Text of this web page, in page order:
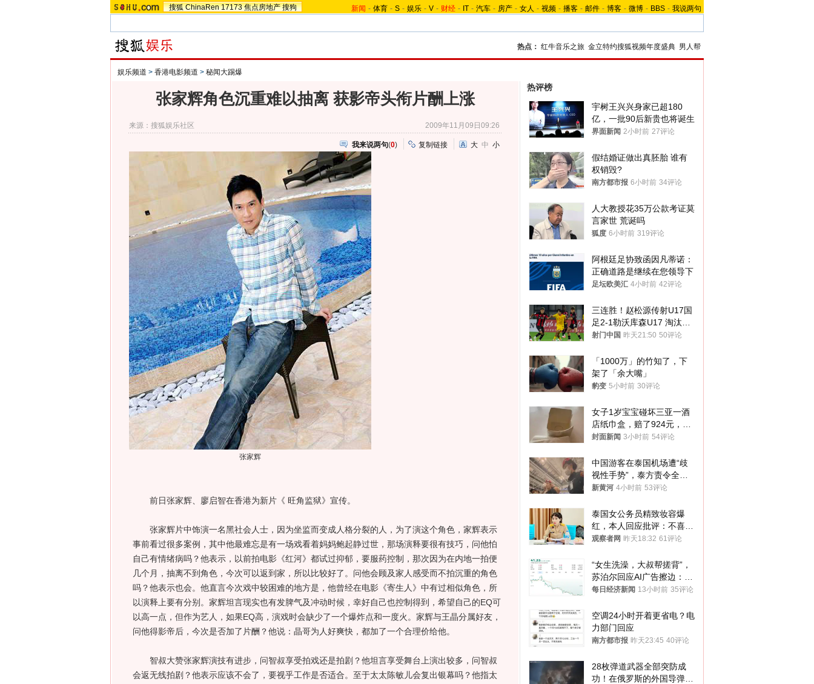
搜狐 ChinaRen 17173 焦点房地产 搜狗 新闻 - 体育 - S - 娱乐 - V - 财经 - IT - 汽车 - 房产 - 女人 - 视频 - 播客 - 邮件 - 博客 - 微博 - BBS - 我说两句
热点： 红牛音乐之旅 金立特约搜狐视频年度盛典 男人帮
娱乐频道 > 香港电影频道 > 秘闻大踢爆
张家辉角色沉重难以抽离 获影帝头衔片酬上涨
来源： 搜狐娱乐社区 2009年11月09日09:26
我来说两句(0) 复制链接 大 中 小
张家辉
前日张家辉、廖启智在香港为新片《 旺角监狱》宣传。
张家辉片中饰演一名黑社会人士，因为坐监而变成人格分裂的人，为了演这个角色，家辉表示
事前看过很多案例，其中他最难忘是有一场戏看着妈妈鲍起静过世，那场演释要很有技巧，问他怕
自己有情绪病吗？他表示，以前拍电影《红河》都试过抑郁，要服药控制，那次因为在内地一拍便
几个月，抽离不到角色，今次可以返到家，所以比较好了。问他会顾及家人感受而不拍沉重的角色
吗？他表示也会。他直言今次戏中较困难的地方是，他曾经在电影《寄生人》中有过相似角色，所
以演释上要有分别。家辉坦言现实也有发脾气及冲动时候，幸好自己也控制得到，希望自己的EQ可
以高一点，但作为艺人，如果EQ高，演戏时会缺少了一个爆炸点和一度火。家辉与王晶分属好友，
问他得影帝后，今次是否加了片酬？他说：晶哥为人好爽快，都加了一个合理价给他。
智叔大赞张家辉演技有进步，问智叔享受拍戏还是拍剧？他坦言享受舞台上演出较多，问智叔
会返无线拍剧？他表示应该不会了，要视乎工作是否适合。至于太太陈敏儿会复出银幕吗？他指太
热评榜
宇树王兴兴身家已超180
亿，一批90后新贵也将诞生
界面新闻 2小时前 27评论
假结婚证做出真胚胎 谁有
权销毁?
南方都市报 6小时前 34评论
人大教授花35万公款考证莫
言家世 荒诞吗
狐度 6小时前 319评论
阿根廷足协致函因凡蒂诺：
正确道路是继续在您领导下
足坛欧美汇 4小时前 42评论
三连胜！赵松源传射U17国
足2-1勒沃库森U17 淘汰赛
将战河床
射门中国 昨天21:50 50评论
「1000万」的竹知了，下
架了「余大嘴」
豹变 5小时前 30评论
女子1岁宝宝碰坏三亚一酒
店纸巾盒，赔了924元，发
帖吐槽后酒店退还一半的
封面新闻 3小时前 54评论
中国游客在泰国机场遭“歧
视性手势”，泰方责令全面
调查，对责任人采取最严厉
新黄河 4小时前 53评论
泰国女公务员精致妆容爆
红，本人回应批评：不喜欢
就别看
观察者网 昨天18:32 61评论
“女生洗澡，大叔帮搓背”，
苏泊尔回应AI广告擦边：视
频全下架，已强化内容管理
每日经济新闻 13小时前 35评论
空调24小时开着更省电？电
力部门回应
南方都市报 昨天23:45 40评论
28枚弹道武器全部突防成
功！在俄罗斯的外国导弹发